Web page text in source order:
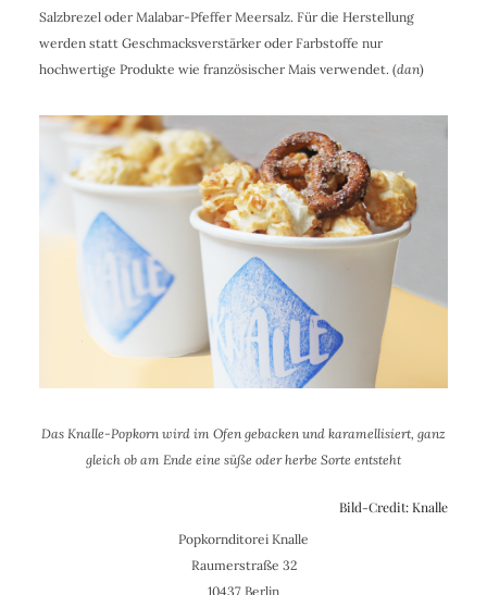
Salzbrezel oder Malabar-Pfeffer Meersalz. Für die Herstellung
werden statt Geschmacksverstärker oder Farbstoffe nur
hochwertige Produkte wie französischer Mais verwendet. (dan)
Das Knalle-Popkorn wird im Ofen gebacken und karamellisiert, ganz
gleich ob am Ende eine süße oder herbe Sorte entsteht
Bild-Credit: Knalle
Popkornditorei Knalle
Raumerstraße 32
10437 Berlin